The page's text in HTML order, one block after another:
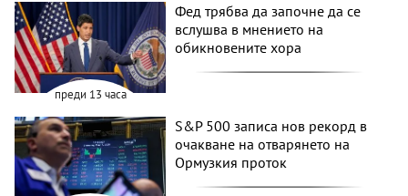
преди 13 часа
Фед трябва да започне да се
вслушва в мнението на
обикновените хора
S&P 500 записа нов рекорд в
очакване на отварянето на
Ормузкия проток